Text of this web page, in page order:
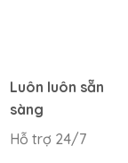
Luôn luôn sẵn
sàng
Hỗ trợ 24/7